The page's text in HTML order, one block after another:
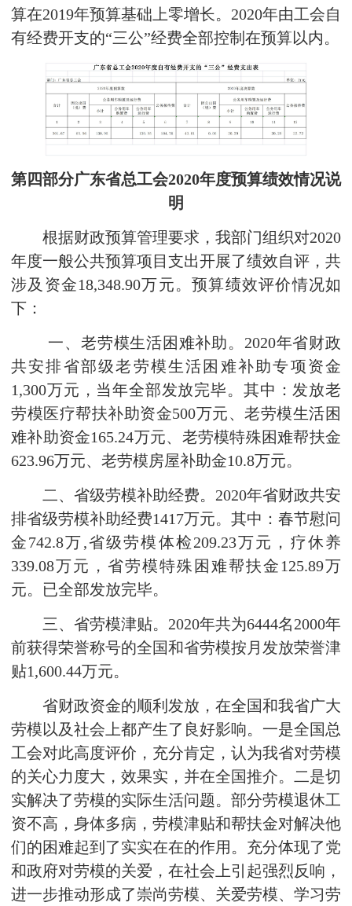
算在2019年预算基础上零增长。2020年由工会自
有经费开支的“三公”经费全部控制在预算以内。
第四部分广东省总工会2020年度预算绩效情况说
明
根据财政预算管理要求，我部门组织对2020
年度一般公共预算项目支出开展了绩效自评，共
涉及资金18,348.90万元。预算绩效评价情况如
下：
一、老劳模生活困难补助。2020年省财政
共安排省部级老劳模生活困难补助专项资金
1,300万元，当年全部发放完毕。其中：发放老
劳模医疗帮扶补助资金500万元、老劳模生活困
难补助资金165.24万元、老劳模特殊困难帮扶金
623.96万元、老劳模房屋补助金10.8万元。
二、省级劳模补助经费。2020年省财政共安
排省级劳模补助经费1417万元。其中：春节慰问
金742.8万,省级劳模体检209.23万元，疗休养
339.08万元，省劳模特殊困难帮扶金125.89万
元。已全部发放完毕。
三、省劳模津贴。2020年共为6444名2000年
前获得荣誉称号的全国和省劳模按月发放荣誉津
贴1,600.44万元。
省财政资金的顺利发放，在全国和我省广大
劳模以及社会上都产生了良好影响。一是全国总
工会对此高度评价，充分肯定，认为我省对劳模
的关心力度大，效果实，并在全国推介。二是切
实解决了劳模的实际生活问题。部分劳模退休工
资不高，身体多病，劳模津贴和帮扶金对解决他
们的困难起到了实实在在的作用。充分体现了党
和政府对劳模的关爱，在社会上引起强烈反响，
进一步推动形成了崇尚劳模、关爱劳模、学习劳